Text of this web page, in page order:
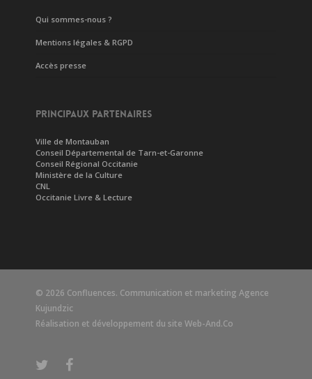
Qui sommes-nous ?
Mentions légales & RGPD
Accès presse
PRINCIPAUX PARTENAIRES
Ville de Montauban
Conseil Départemental de Tarn-et-Garonne
Conseil Régional Occitanie
Ministère de la Culture
CNL
Occitanie Livre & Lecture
© 2026 Confluences. Communication et marketing Agence
Kujundzic
Réalisation et développement du site Web-And.Co